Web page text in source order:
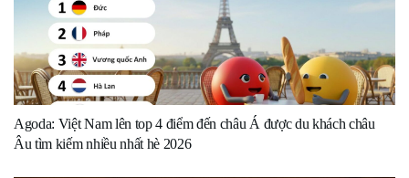
Agoda: Việt Nam lên top 4 điểm đến châu Á được du khách châu
Âu tìm kiếm nhiều nhất hè 2026